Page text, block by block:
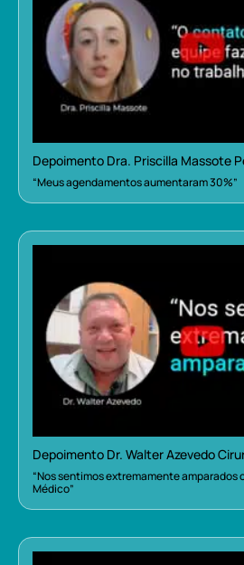
Depoimento Dra. Priscilla Massote
“Meus agendamentos aumentaram 30%”
Depoimento Dr. Walter Azevedo
“Nos sentimos extremamente amparados
Médico”